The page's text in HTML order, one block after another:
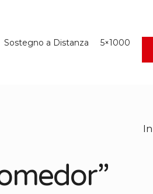
Sostegno a Distanza 5×1000
In